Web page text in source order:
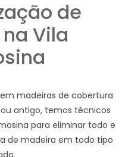
de
Vila
madeiras de cobertura
antigo, temos técnicos
para eliminar todo e
de madeira em todo tipo